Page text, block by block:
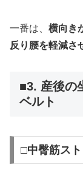
一番は、 横向き
反り腰を軽減さ
■3. 産後の
ベルト
□中臀筋ス